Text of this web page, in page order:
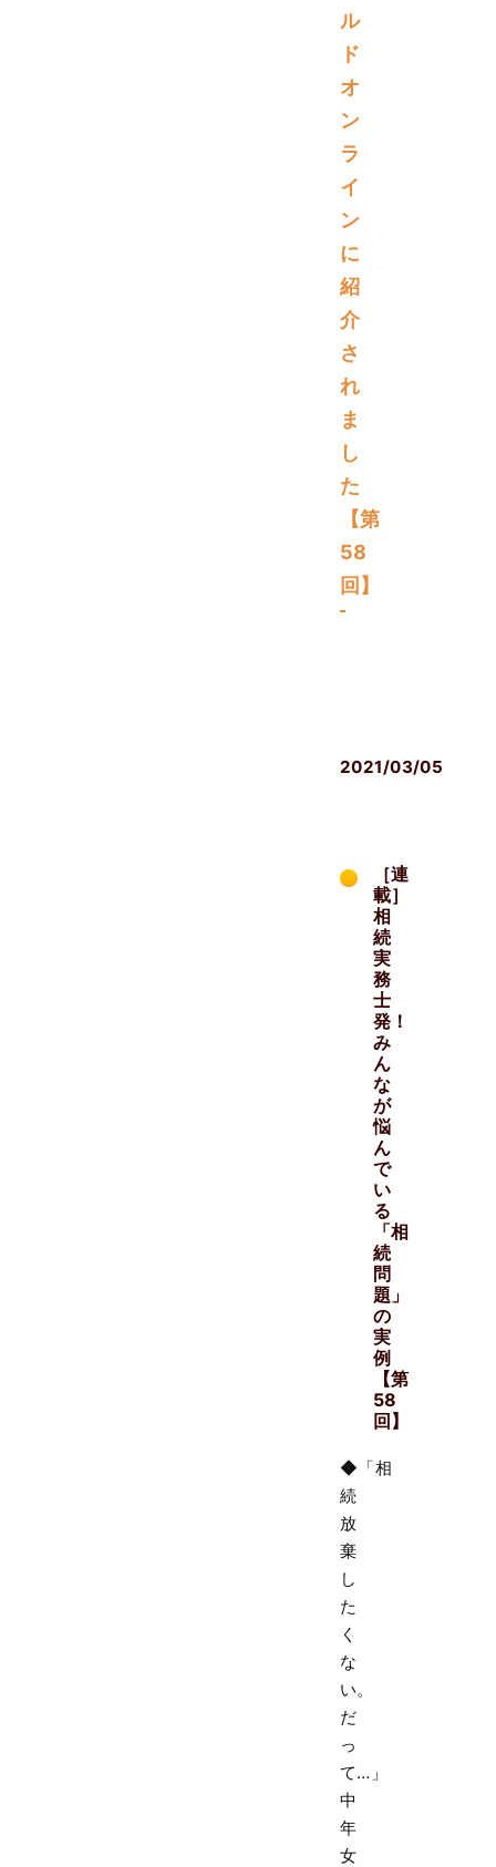
ル
ド
オ
ン
ラ
イ
ン
に
紹
介
さ
れ
ま
し
た
【第
58
回】
2021/03/05
［連
載］
相
続
実
務
士
発！
み
ん
な
が
悩
ん
で
い
る
「相
続
問
題」
の
実
例
【第
58
回】
◆「相
続
放
棄
し
た
く
な
い。
だ
っ
て…」
中
年
女